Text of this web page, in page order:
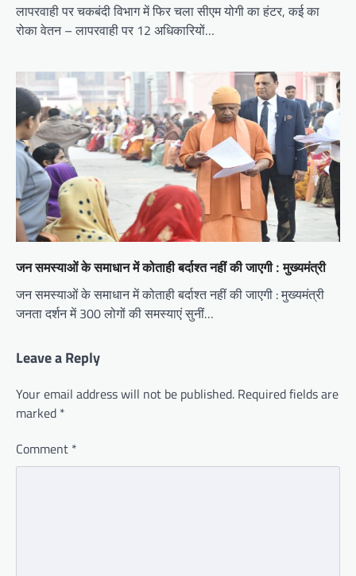
लापरवाही पर चकबंदी विभाग में फिर चला सीएम योगी का हंटर, कई का
रोका वेतन – लापरवाही पर 12 अधिकारियों…
जन समस्याओं के समाधान में कोताही बर्दाश्त नहीं की जाएगी : मुख्यमंत्री
जन समस्याओं के समाधान में कोताही बर्दाश्त नहीं की जाएगी : मुख्यमंत्री
जनता दर्शन में 300 लोगों की समस्याएं सुनीं…
Leave a Reply
Your email address will not be published. Required fields are
marked *
Comment *